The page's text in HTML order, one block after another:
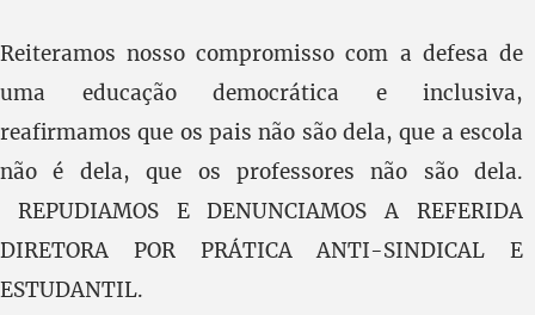
Reiteramos nosso compromisso com a defesa de
uma educação democrática e inclusiva,
reafirmamos que os pais não são dela, que a escola
não é dela, que os professores não são dela.
REPUDIAMOS E DENUNCIAMOS A REFERIDA
DIRETORA POR PRÁTICA ANTI-SINDICAL E
ESTUDANTIL.